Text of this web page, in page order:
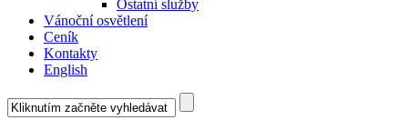
Ostatní služby
Vánoční osvětlení
Ceník
Kontakty
English